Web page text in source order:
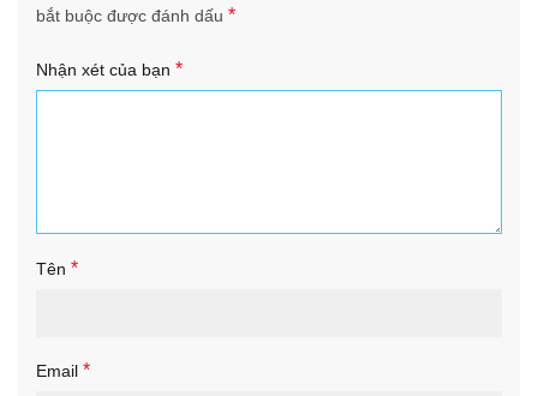
bắt buộc được đánh dấu *
Nhận xét của bạn *
Tên *
Email *